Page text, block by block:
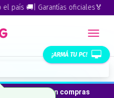
🚚| Garantías oficiales🏅
¡ARMÁ TU PC!
GBA ·La Plata en compras